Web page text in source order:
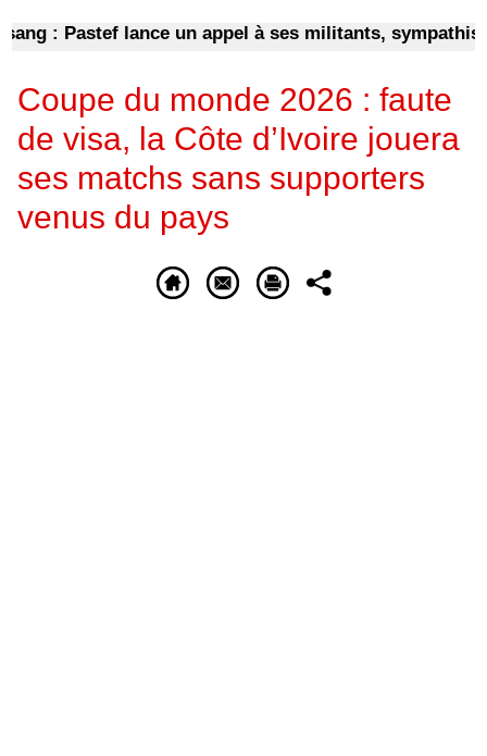
: Pastef lance un appel à ses militants,
Coupe du monde 2026 : faute
de visa, la Côte d’Ivoire jouera
ses matchs sans supporters
venus du pays